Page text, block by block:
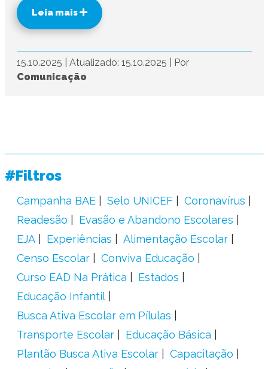
Leia mais
15.10.2025 Atualizado: 15.10.2025
Por
Comunicação
#Filtros
Campanha BAE Selo UNICEF
Coronavírus
Readesão
Evasão e Abandono Escolares
EJA
Experiências
Alimentação Escolar
Censo Escolar
Conviva Educação
Curso EAD Na Prática
Estados
Educação Infantil
Busca Ativa Escolar em Pílulas
Transporte Escolar
Educação Básica
Plantão Busca Ativa Escolar
Capacitação